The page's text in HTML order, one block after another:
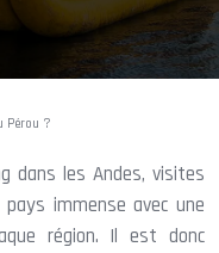
Pérou ?
dans les Andes, visites
immense avec une
région. Il est donc